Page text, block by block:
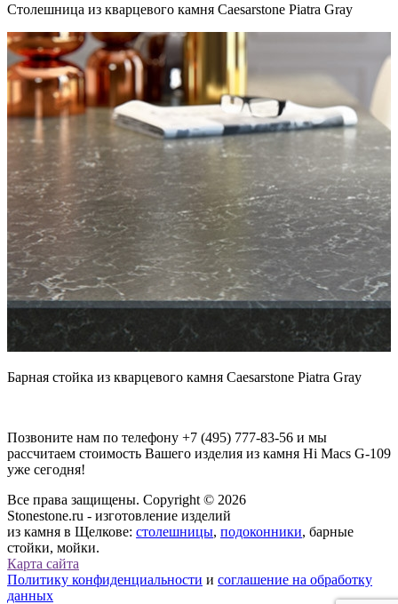
Столешница из кварцевого камня Caesarstone Piatra Gray
Барная стойка из кварцевого камня Caesarstone Piatra Gray
Позвоните нам по телефону +7 (495) 777-83-56 и мы
рассчитаем стоимость Вашего изделия из камня Hi Macs G-109
уже сегодня!
Все права защищены. Copyright © 2026
Stonestone.ru - изготовление изделий
из камня в Щелкове: столешницы, подоконники, барные
стойки, мойки.
Карта сайта
Политику конфиденциальности и соглашение на обработку
данных